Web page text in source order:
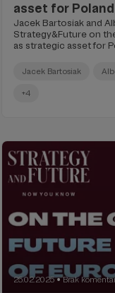
asset for
Jacek Bartosiak and
Strategy&Future on
as strategic asset for
Jacek Bartosiak
+4
25.02.2025 ● Brak